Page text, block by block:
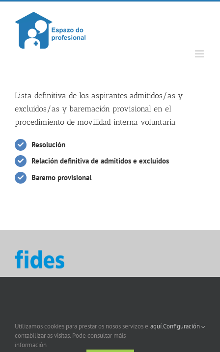
Skip
content
Lista definitiva de los aspirantes admitidos/as y
excluidos/as y baremación provisional en el
procedimiento de movilidad interna voluntaria
Resolución
Relación definitiva de admitidos e excluidos
Baremo provisional
Utilizamos cookies para prestar os nosos servizos e
contabilizar as visitas. Pode consultar máis
información
aquí.Configuración